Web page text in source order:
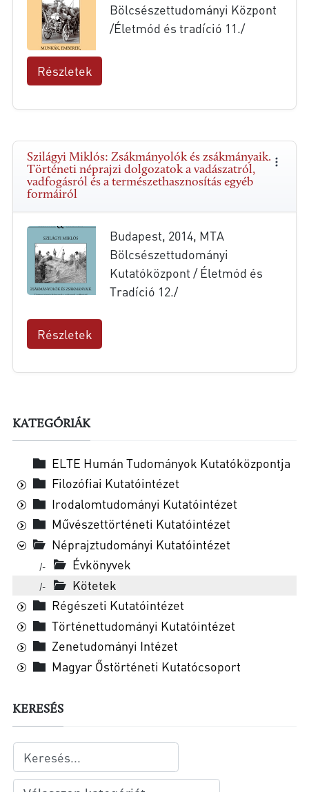
Bölcsészettudományi Központ
/Életmód és tradíció 11./
Részletek
Szilágyi Miklós: Zsákmányolók és zsákmányaik.
Történeti néprajzi dolgozatok a vadászatról,
vadfogásról és a természethasznosítás egyéb
formáiról
Budapest, 2014, MTA
Bölcsészettudományi
Kutatóközpont / Életmód és
Tradíció 12./
Részletek
KATEGÓRIÁK
ELTE Humán Tudományok Kutatóközpontja
Filozófiai Kutatóintézet
Irodalomtudományi Kutatóintézet
Művészettörténeti Kutatóintézet
Néprajztudományi Kutatóintézet
|- Évkönyvek
|-
Kötetek
Régészeti Kutatóintézet
Történettudományi Kutatóintézet
Zenetudományi Intézet
Magyar Őstörténeti Kutatócsoport
KERESÉS